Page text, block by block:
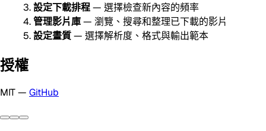
設定下載排程— 選擇檢查新內容的頻率
管理影片庫— 瀏覽、搜尋和整理已下載的影片
設定畫質— 選擇解析度、格式與輸出範本
授權
MIT — GitHub